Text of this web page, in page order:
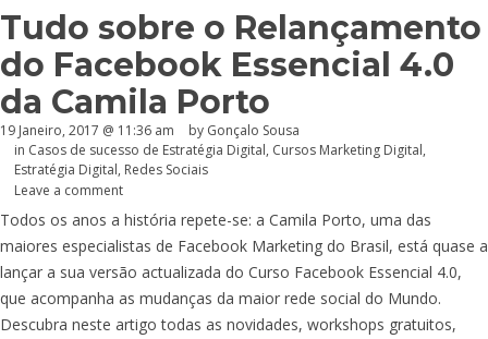
Tudo sobre o Relançamento
do Facebook Essencial 4.0
da Camila Porto
19 Janeiro, 2017 @ 11:36 am by Gonçalo Sousa
in Casos de sucesso de Estratégia Digital, Cursos Marketing Digital,
Estratégia Digital, Redes Sociais
Leave a comment
Todos os anos a história repete-se: a Camila Porto, uma das
maiores especialistas de Facebook Marketing do Brasil, está quase a
lançar a sua versão actualizada do Curso Facebook Essencial 4.0,
que acompanha as mudanças da maior rede social do Mundo.
Descubra neste artigo todas as novidades, workshops gratuitos,